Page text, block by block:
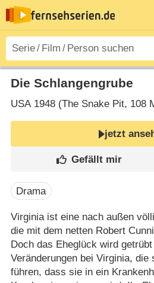
Die Schlangengrube
USA1948 (The Snake Pit‎, 108
jetzt
Drama
Virginia ist eine nach außen
die mit dem netten Robert
Doch das Eheglück wird
Veränderungen bei Virginia, die
führen, dass sie in ein